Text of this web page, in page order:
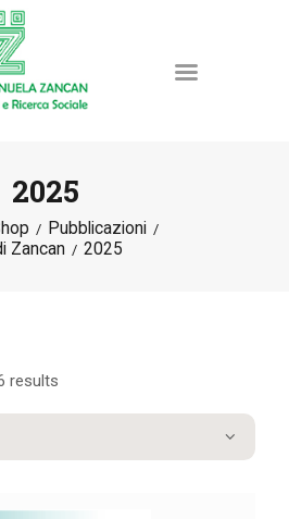
2025
Pubblicazioni
Zancan
2025
results